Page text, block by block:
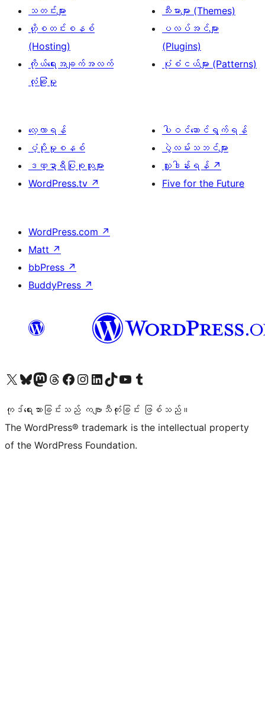
သတင်းများ
ဟို့စတင်းစနစ်
(Hosting)
ကိုယ်ရေးအချက်အလက်
လုံခြုံမှု
သီးမားများ (Themes)
ပလပ်အင်များ
(Plugins)
ပုံစံငယ်များ (Patterns)
လေ့လာရန်
ပံ့ပိုးမှုစနစ်
ဒဏ္ဍာရီပြုစုသူများ
WordPress.tv ↗
ပါဝင်ဆောင်ရွက်ရန်
ပွဲလမ်းသဘင်များ
လှူဒါန်းရန် ↗
Five for the Future
WordPress.com ↗
Matt ↗
bbPress ↗
BuddyPress ↗
ကျွန်ုပ်တို့၏ X (ယခင် Twitter) အကောင့်သို့ သွားရောက်ကြည့်ရှုပါကျွန်ုပ်တို့၏ Bluesky အကောင့်သို့ ဝင်ရောက်ကြည့်ရှုရန်
ကျွန်ုပ်တို့၏ Mastodon အကောင့်သို့ သွားရောက်ကြည့်ရှုပါကျွန်ုပ်တို့၏ Threads အကောင့်သို့ ဝင်ရောက်ကြည့်ရှုရန်
ကျွန်ုပ်တို့၏ Facebook စာမျက်နှာသို့ သွားရောက်ကြည့်ရှုပါကျွန်ုပ်တို့၏ Instagram အကောင့်သို့ သွားရောက်ကြည့်ရှုပါ ကျွန်ုပ်တို့၏ LinkedIn အကောင့်သို့ သွားရောက်ကြည့်ရှုပါကျွန်ုပ်တို့၏ TikTok အကောင့်သို့ ဝင်ရောက်ကြည့်ရှုရန်
ကျွန်ုပ်တို့၏ YouTube ချန်နယ်သို့ သွားရောက်ကြည့်ရှုပါ ကျွန်ုပ်တို့၏ Tumblr အကောင့်သို့ ဝင်ရောက်ကြည့်ရှုရန်
ကုဒ်ရေးသားခြင်းသည် ကဗျာသီကုံးခြင်း ဖြစ်သည်။
The WordPress® trademark is the intellectual property
of the WordPress Foundation.